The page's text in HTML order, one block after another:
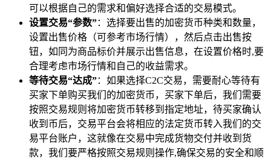
可以根据自己的需求和偏好选择合适的交易模式。
设置交易“参数”：选择要出售的加密货币种类和数量，
设置出售价格（可参考市场行情），然后点击出售按
钮，如同为商品标价并展示出售信息，在设置价格时,要
合理考虑市场行情和自己的收益需求。
等待交易“达成”：如果选择C2C交易，需要耐心等待有
买家下单购买我们的加密货币，买家下单后，我们需要
按照交易规则将加密货币转移到指定地址，待买家确认
收到币后，交易平台会将相应的法定货币转入我们的交
易平台账户，这就像在交易中完成货物交付并收到货
款，我们要严格按照交易规则操作,确保交易的安全和顺